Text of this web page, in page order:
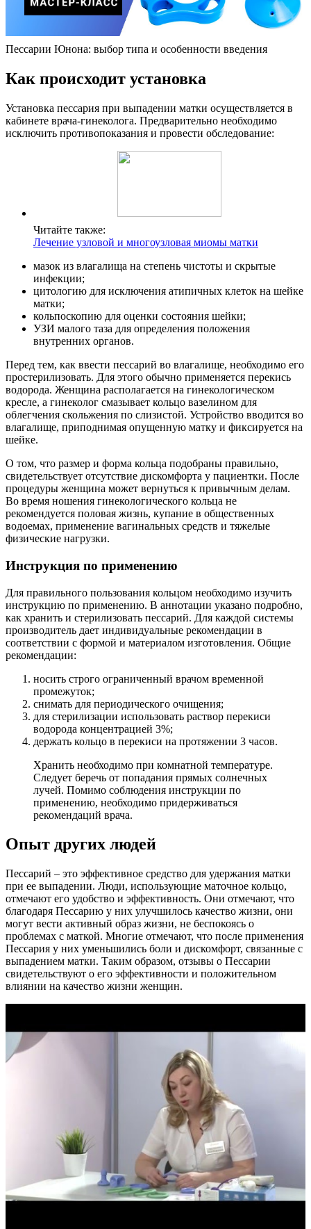
Пессарии Юнона: выбор типа и особенности введения
Как происходит установка
Установка пессария при выпадении матки осуществляется в
кабинете врача-гинеколога. Предварительно необходимо
исключить противопоказания и провести обследование:
Читайте также:
Лечение узловой и многоузловая миомы матки
мазок из влагалища на степень чистоты и скрытые
инфекции;
цитологию для исключения атипичных клеток на шейке
матки;
кольпоскопию для оценки состояния шейки;
УЗИ малого таза для определения положения
внутренних органов.
Перед тем, как ввести пессарий во влагалище, необходимо его
простерилизовать. Для этого обычно применяется перекись
водорода. Женщина располагается на гинекологическом
кресле, а гинеколог смазывает кольцо вазелином для
облегчения скольжения по слизистой. Устройство вводится во
влагалище, приподнимая опущенную матку и фиксируется на
шейке.
О том, что размер и форма кольца подобраны правильно,
свидетельствует отсутствие дискомфорта у пациентки. После
процедуры женщина может вернуться к привычным делам.
Во время ношения гинекологического кольца не
рекомендуется половая жизнь, купание в общественных
водоемах, применение вагинальных средств и тяжелые
физические нагрузки.
Инструкция по применению
Для правильного пользования кольцом необходимо изучить
инструкцию по применению. В аннотации указано подробно,
как хранить и стерилизовать пессарий. Для каждой системы
производитель дает индивидуальные рекомендации в
соответствии с формой и материалом изготовления. Общие
рекомендации:
носить строго ограниченный врачом временной
промежуток;
снимать для периодического очищения;
для стерилизации использовать раствор перекиси
водорода концентрацией 3%;
держать кольцо в перекиси на протяжении 3 часов.
Хранить необходимо при комнатной температуре.
Следует беречь от попадания прямых солнечных
лучей. Помимо соблюдения инструкции по
применению, необходимо придерживаться
рекомендаций врача.
Опыт других людей
Пессарий – это эффективное средство для удержания матки
при ее выпадении. Люди, использующие маточное кольцо,
отмечают его удобство и эффективность. Они отмечают, что
благодаря Пессарию у них улучшилось качество жизни, они
могут вести активный образ жизни, не беспокоясь о
проблемах с маткой. Многие отмечают, что после применения
Пессария у них уменьшились боли и дискомфорт, связанные с
выпадением матки. Таким образом, отзывы о Пессарии
свидетельствуют о его эффективности и положительном
влиянии на качество жизни женщин.